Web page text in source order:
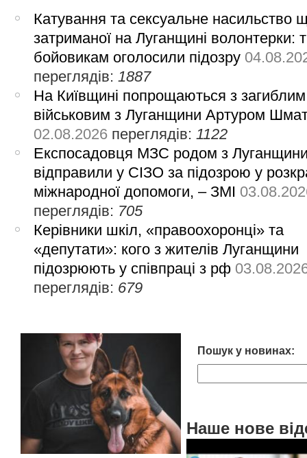
Катування та сексуальне насильство
затриманої на Луганщині волонтерки:
бойовикам оголосили підозру
переглядів: 1887
На Київщині попрощаються з загиблим
військовим з Луганщини Артуром
02.08.2026 переглядів: 1122
Експосадовця МЗС родом з
відправили у СІЗО за підозрою у
міжнародної допомоги, – ЗМІ
переглядів: 705
Керівники шкіл, «правоохоронці» та
«депутати»: кого з жителів Луганщини
підозрюють у співпраці з рф
переглядів: 679
Пошук у новинах:
Наше нове